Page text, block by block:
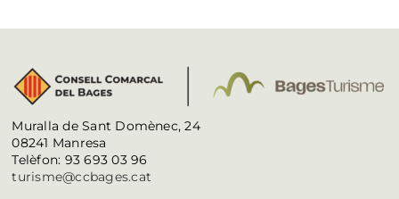
Muralla de Sant Domènec, 24
08241 Manresa
Telèfon: 93 693 03 96
turisme@ccbages.cat